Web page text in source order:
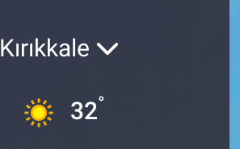
Kırıkkale
32°